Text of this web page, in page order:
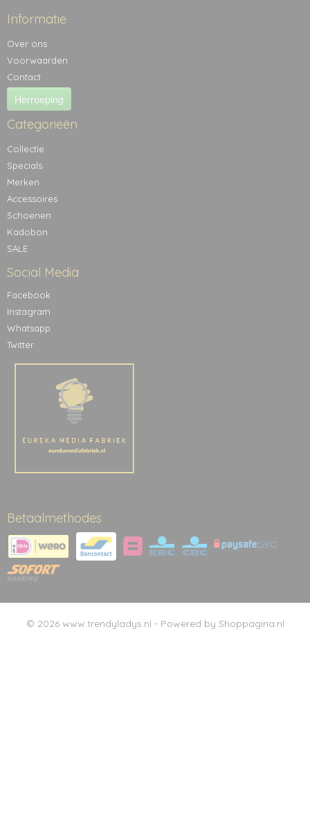
Informatie
Over ons
Voorwaarden
Contact
Herroeping
Categorieën
Collectie
Specials
Merken
Accessoires
Schoenen
Kadobon
SALE
Social Media
Facebook
Instagram
Whatsapp
Twitter
Betaalmethodes
© 2026 www.trendyladys.nl - Powered by Shoppagina.nl